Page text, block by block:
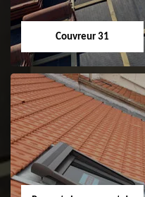
Couvreur 31
Couvreur 31